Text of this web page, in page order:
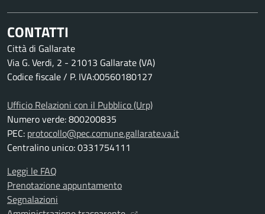
CONTATTI
Città di Gallarate
Via G. Verdi, 2 - 21013 Gallarate (VA)
Codice fiscale / P. IVA:00560180127
Ufficio Relazioni con il Pubblico (Urp)
Numero verde: 800200835
PEC: protocollo@pec.comune.gallarate.va.it
Centralino unico: 0331754111
Leggi le FAQ
Prenotazione appuntamento
Segnalazioni